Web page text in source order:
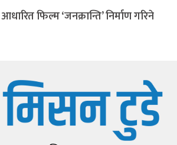
फिल्म ‘जनक्रान्ति’ निर्माण गरिने